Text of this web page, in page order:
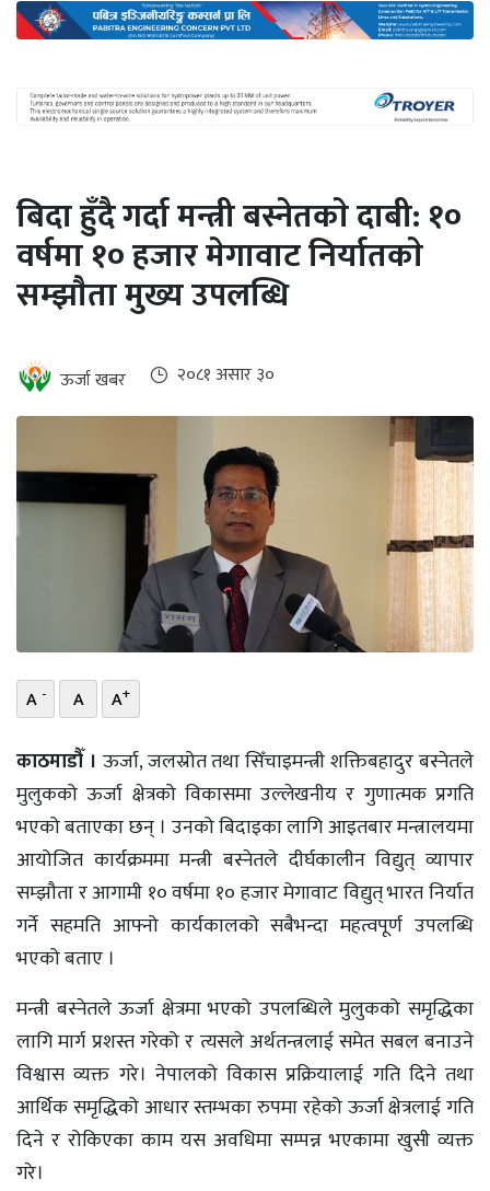
ऊर्जा
दक्षता
खबर
हरित
हाइड्रोजन
सम्पादकीय
पर्यटन
प्रोफाइल
ऊर्जा
विशेष
बिदा हुँदै गर्दा मन्त्री बस्नेतकाे दाबी: १०
वर्षमा १० हजार मेगावाट निर्यातकाे
सम्झाैता मुख्य उपलब्धि
ऊर्जा खबर २०८१ असार ३०
A - A A+
काठमाडौँ । ऊर्जा, जलस्रोत तथा सिँचाइमन्त्री शक्तिबहादुर बस्नेतले
मुलुकको ऊर्जा क्षेत्रको विकासमा उल्लेखनीय र गुणात्मक प्रगति
भएको बताएका छन् । उनको बिदाइका लागि आइतबार मन्त्रालयमा
आयोजित कार्यक्रममा मन्त्री बस्नेतले दीर्घकालीन विद्युत् व्यापार
सम्झौता र आगामी १० वर्षमा १० हजार मेगावाट विद्युत् भारत निर्यात
गर्ने सहमति आफ्नो कार्यकालको सबैभन्दा महत्वपूर्ण उपलब्धि
भएको बताए ।
मन्त्री बस्नेतले ऊर्जा क्षेत्रमा भएको उपलब्धिले मुलुकको समृद्धिका
लागि मार्ग प्रशस्त गरेको र त्यसले अर्थतन्त्रलाई समेत सबल बनाउने
विश्वास व्यक्त गरे। नेपालको विकास प्रक्रियालाई गति दिने तथा
आर्थिक समृद्धिको आधार स्तम्भका रुपमा रहेको ऊर्जा क्षेत्रलाई गति
दिने र रोकिएका काम यस अवधिमा सम्पन्न भएकामा खुसी व्यक्त
गरे।